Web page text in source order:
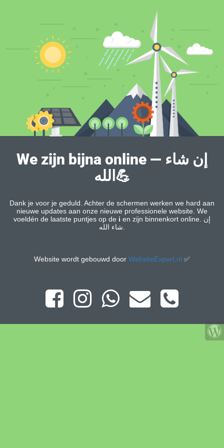
We zijn bijna online — إن شاء
الله💪
Dank je voor je geduld. Achter de schermen werken we hard aan
nieuwe updates aan onze nieuwe professionele website. We
voeldén de laatste puntjes op de i en zijn binnenkort online. إن
شاء الله.
Website wordt gebouwd door WebsiteExpert.nl ✅